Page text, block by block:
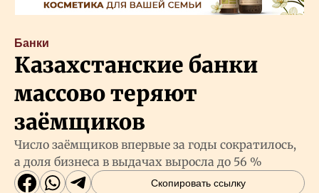
Банки
Казахстанские банки
массово теряют
заёмщиков
Число заёмщиков впервые за годы сократилось,
а доля бизнеса в выдачах выросла до 56 %
Скопировать ссылку